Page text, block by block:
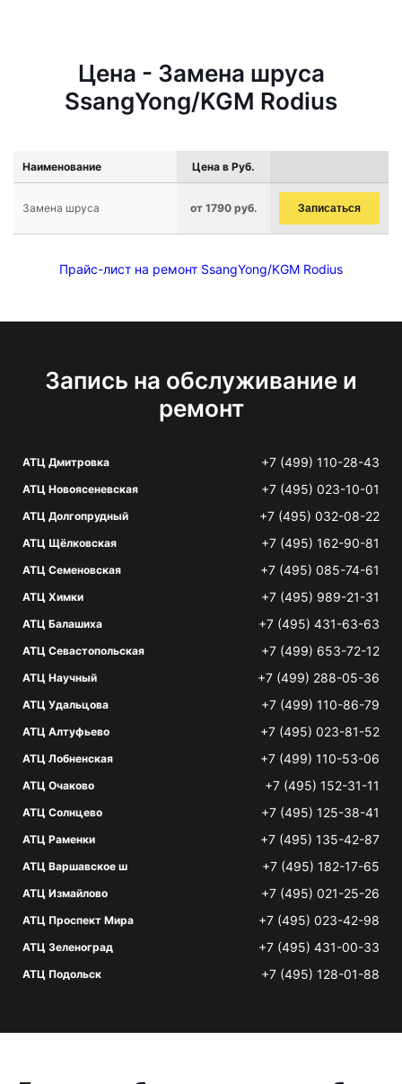
Цена - Замена шруса
SsangYong/KGM Rodius
Наименование Цена в Руб.
Замена шруса от 1790 руб. Записаться
Прайс-лист на ремонт SsangYong/KGM Rodius
Запись на обслуживание и
ремонт
АТЦ Дмитровка +7 (499) 110-28-43
АТЦ Новоясеневская +7 (495) 023-10-01
АТЦ Долгопрудный +7 (495) 032-08-22
АТЦ Щёлковская +7 (495) 162-90-81
АТЦ Семеновская +7 (495) 085-74-61
АТЦ Химки +7 (495) 989-21-31
АТЦ Балашиха +7 (495) 431-63-63
АТЦ Севастопольская +7 (499) 653-72-12
АТЦ Научный +7 (499) 288-05-36
АТЦ Удальцова +7 (499) 110-86-79
АТЦ Алтуфьево +7 (495) 023-81-52
АТЦ Лобненская +7 (499) 110-53-06
АТЦ Очаково +7 (495) 152-31-11
АТЦ Солнцево +7 (495) 125-38-41
АТЦ Раменки +7 (495) 135-42-87
АТЦ Варшавское ш +7 (495) 182-17-65
АТЦ Измайлово +7 (495) 021-25-26
АТЦ Проспект Мира +7 (495) 023-42-98
АТЦ Зеленоград +7 (495) 431-00-33
АТЦ Подольск +7 (495) 128-01-88